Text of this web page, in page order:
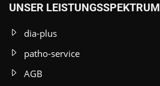
UNSER LEISTUNGSSPEKTRUM
dia-plus
patho-service
AGB